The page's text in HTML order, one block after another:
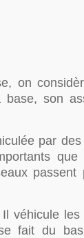
on
son
par
que
véhicule
fait du